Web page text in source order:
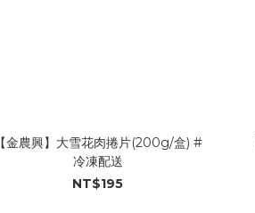
【金農興】大雪花肉捲片(200g/盒) #
冷凍配送
NT$195